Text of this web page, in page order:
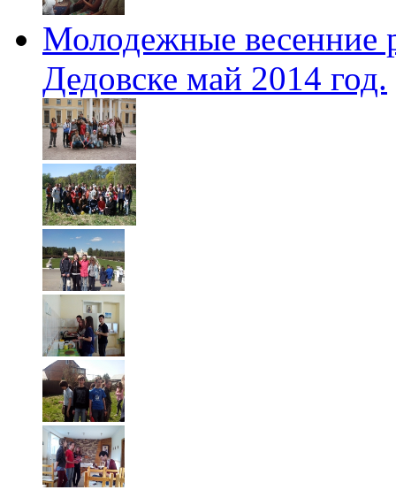
Молодежные весенние
Дедовске май 2014 год.